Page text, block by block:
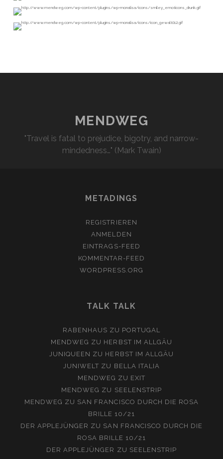
MENDWEG
"Travel is fatal to prejudice, bigotry, and narrow-
mindedness…" (Mark Twain)
METADINGS
REGISTRIEREN
ANMELDEN
EINTRAGS-FEED
KOMMENTAR-FEED
WORDPRESS.ORG
TALK TALK
RABENHAUS ZU PORTUGAL
MENDWEG ZU HERBST IM ALLGÄU
JUNIQUEEN ZU HERBST IM ALLGÄU
JUNIWELT ZU BELLA ITALIA
MENDWEG ZU EXIT
MENDWEG ZU SEELENSTRIP
MENDWEG ZU SAN FRANCISCO DURCH DIE ROSA
BRILLE 10/21
DER APPLEJÜNGER ZU SAN FRANCISCO DURCH DIE
ROSA BRILLE 10/21
DER APPLEJÜNGER ZU SEELENSTRIP